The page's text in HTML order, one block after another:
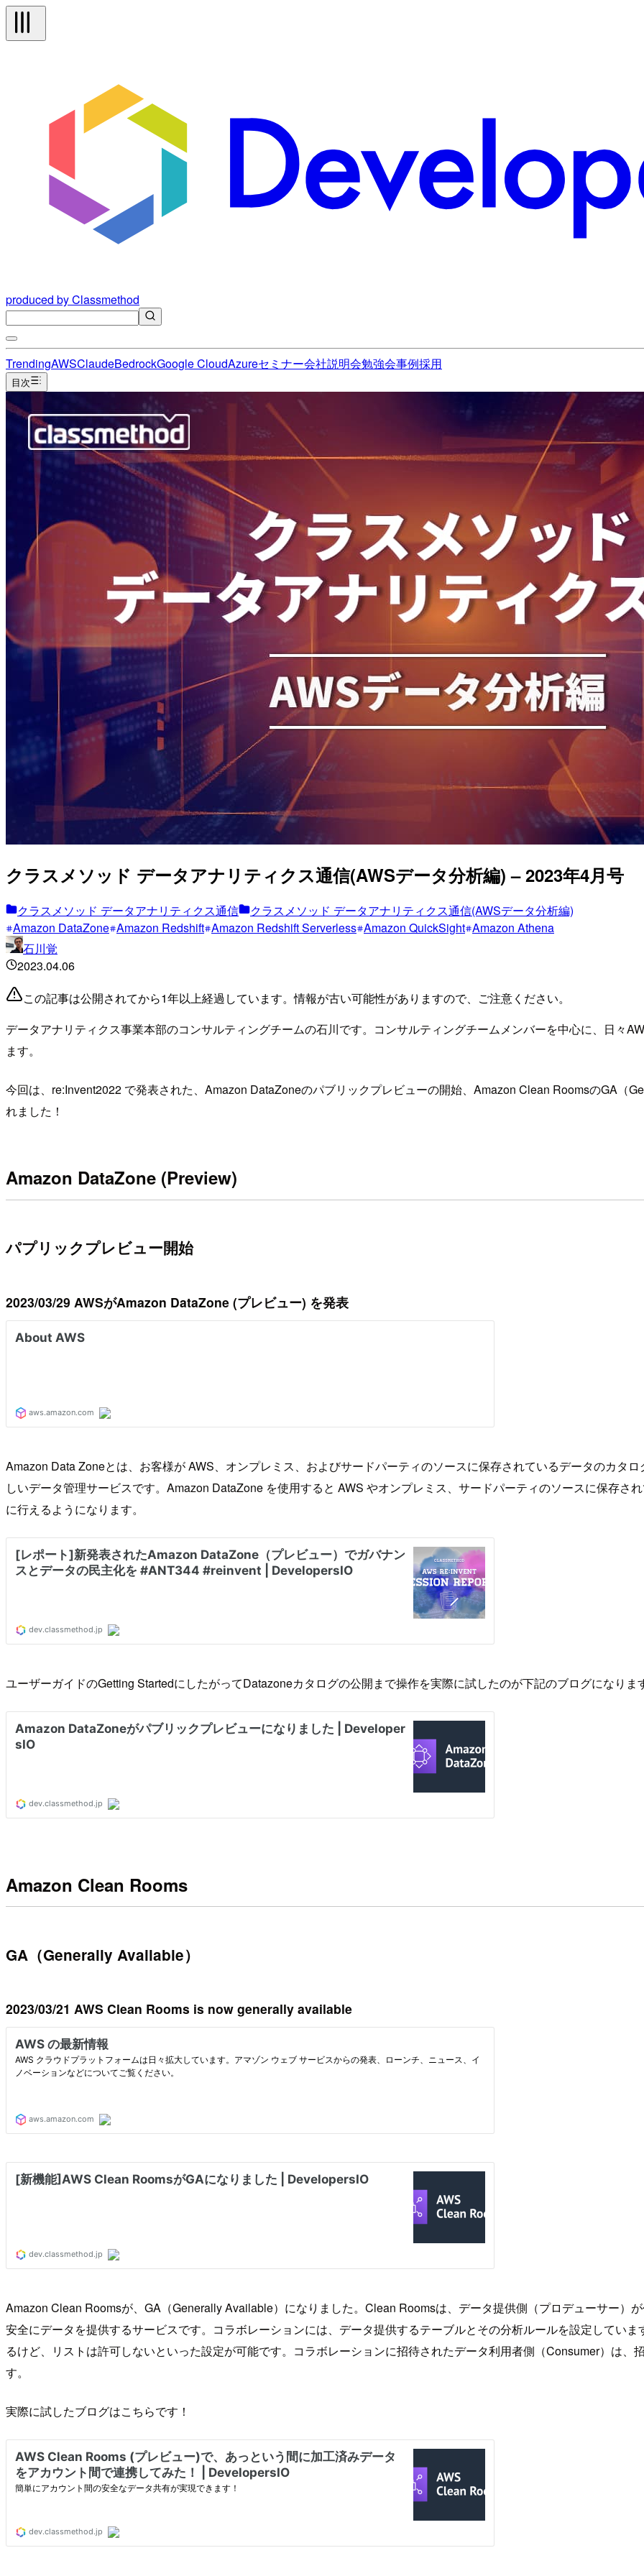
produced by Classmethod
TrendingAWSClaudeBedrockGoogle CloudAzureセミナー会社説明会勉強会事例採用
目次
クラスメソッド データアナリティクス通信(AWSデータ分析編) – 2023年4月号
クラスメソッド データアナリティクス通信
クラスメソッド データアナリティクス通信(AWSデータ分析編)
Amazon DataZone Amazon Redshift Amazon Redshift Serverless Amazon QuickSight Amazon Athena
石川覚
2023.04.06
この記事は公開されてから1年以上経過しています。情報が古い可能性がありますので、ご注意ください。
データアナリティクス事業本部のコンサルティングチームの石川です。コンサルティングチームメンバーを中心に、日々
ます。
今回は、re:Invent2022 で発表された、Amazon DataZoneのパブリックプレビューの開始、Amazon Clean RoomsのGA（
れました！
Amazon DataZone (Preview)
パプリックプレビュー開始
2023/03/29 AWSがAmazon DataZone (プレビュー) を発表
Amazon Data Zoneとは、お客様が AWS、オンプレミス、およびサードパーティのソースに保存されているデータのカタ
しいデータ管理サービスです。Amazon DataZone を使用すると AWS やオンプレミス、サードパーティのソースに保存さ
に行えるようになります。
ユーザーガイドのGetting StartedにしたがってDatazoneカタログの公開まで操作を実際に試したのが下記のブログになりま
Amazon Clean Rooms
GA（Generally Available）
2023/03/21 AWS Clean Rooms is now generally available
Amazon Clean Roomsが、GA（Generally Available）になりました。Clean Roomsは、データ提供側（プロデューサー）
安全にデータを提供するサービスです。コラボレーションには、データ提供するテーブルとその分析ルールを設定してい
るけど、リストは許可しないといった設定が可能です。コラボレーションに招待されたデータ利用者側（Consumer）は
す。
実際に試したブログはこちらです！